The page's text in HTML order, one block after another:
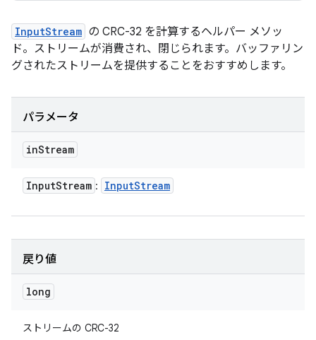
InputStream の CRC-32 を計算するヘルパー メソッ
ド。ストリームが消費され、閉じられます。バッファリン
グされたストリームを提供することをおすすめします。
パラメータ
inStream
InputStream : InputStream
戻り値
long
ストリームの CRC-32